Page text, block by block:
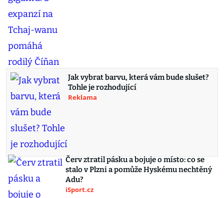
Jak vybrat barvu, která vám bude slušet?
Tohle je rozhodující
Reklama
Červ ztratil pásku a bojuje o místo: co se
stalo v Plzni a pomůže Hyskému nechtěný
Adu?
iSport.cz